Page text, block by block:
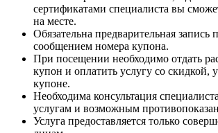
сертификатами специалиста вы
на месте.
Обязательна предварительная запись
сообщением номера купона.
При посещении необходимо отдать
купон и оплатить услугу со скидкой,
купоне.
Необходима консультация
услугам и возможным
Услуга предоставляется только